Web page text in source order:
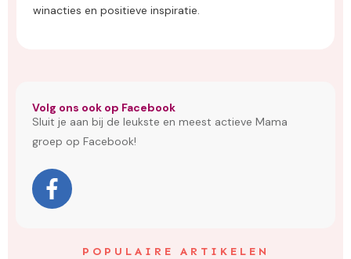
winacties en positieve inspiratie.
Volg ons ook op Facebook
Sluit je aan bij de leukste en meest actieve Mama
groep op Facebook!
POPULAIRE ARTIKELEN